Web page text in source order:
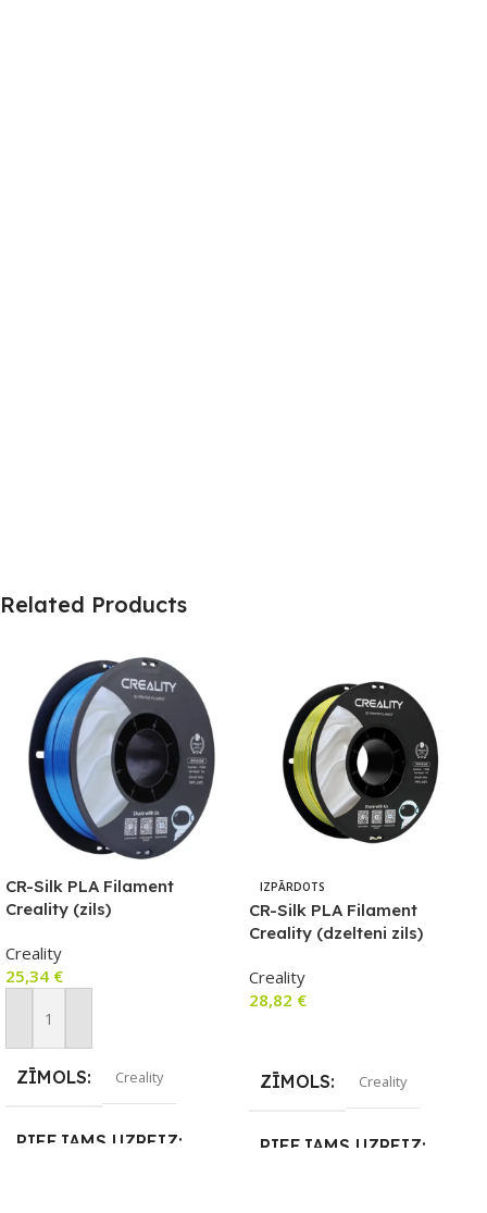
Related Products
CR-Silk PLA Filament
Creality (zils)
Creality
25,34 €
Pievienot Grozam
ZĪMOLS Creality
PIEEJAMS UZREIZ
IZPĀRDOTS
CR-Silk PLA Filament
Creality (dzelteni zils)
Creality
28,82 €
ZĪMOLS Creality
PIEEJAMS UZREIZ